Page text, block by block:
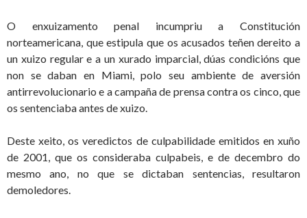
O enxuizamento penal incumpriu a Constitución
norteamericana, que estipula que os acusados teñen dereito a
un xuizo regular e a un xurado imparcial, dúas condicións que
non se daban en Miami, polo seu ambiente de aversión
antirrevolucionario e a campaña de prensa contra os cinco, que
os sentenciaba antes de xuizo.
Deste xeito, os veredictos de culpabilidade emitidos en xuño
de 2001, que os consideraba culpabeis, e de decembro do
mesmo ano, no que se dictaban sentencias, resultaron
demoledores.